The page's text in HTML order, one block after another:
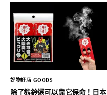
好物好店 GOODS
除了熊鈴還可以靠它保命！日本